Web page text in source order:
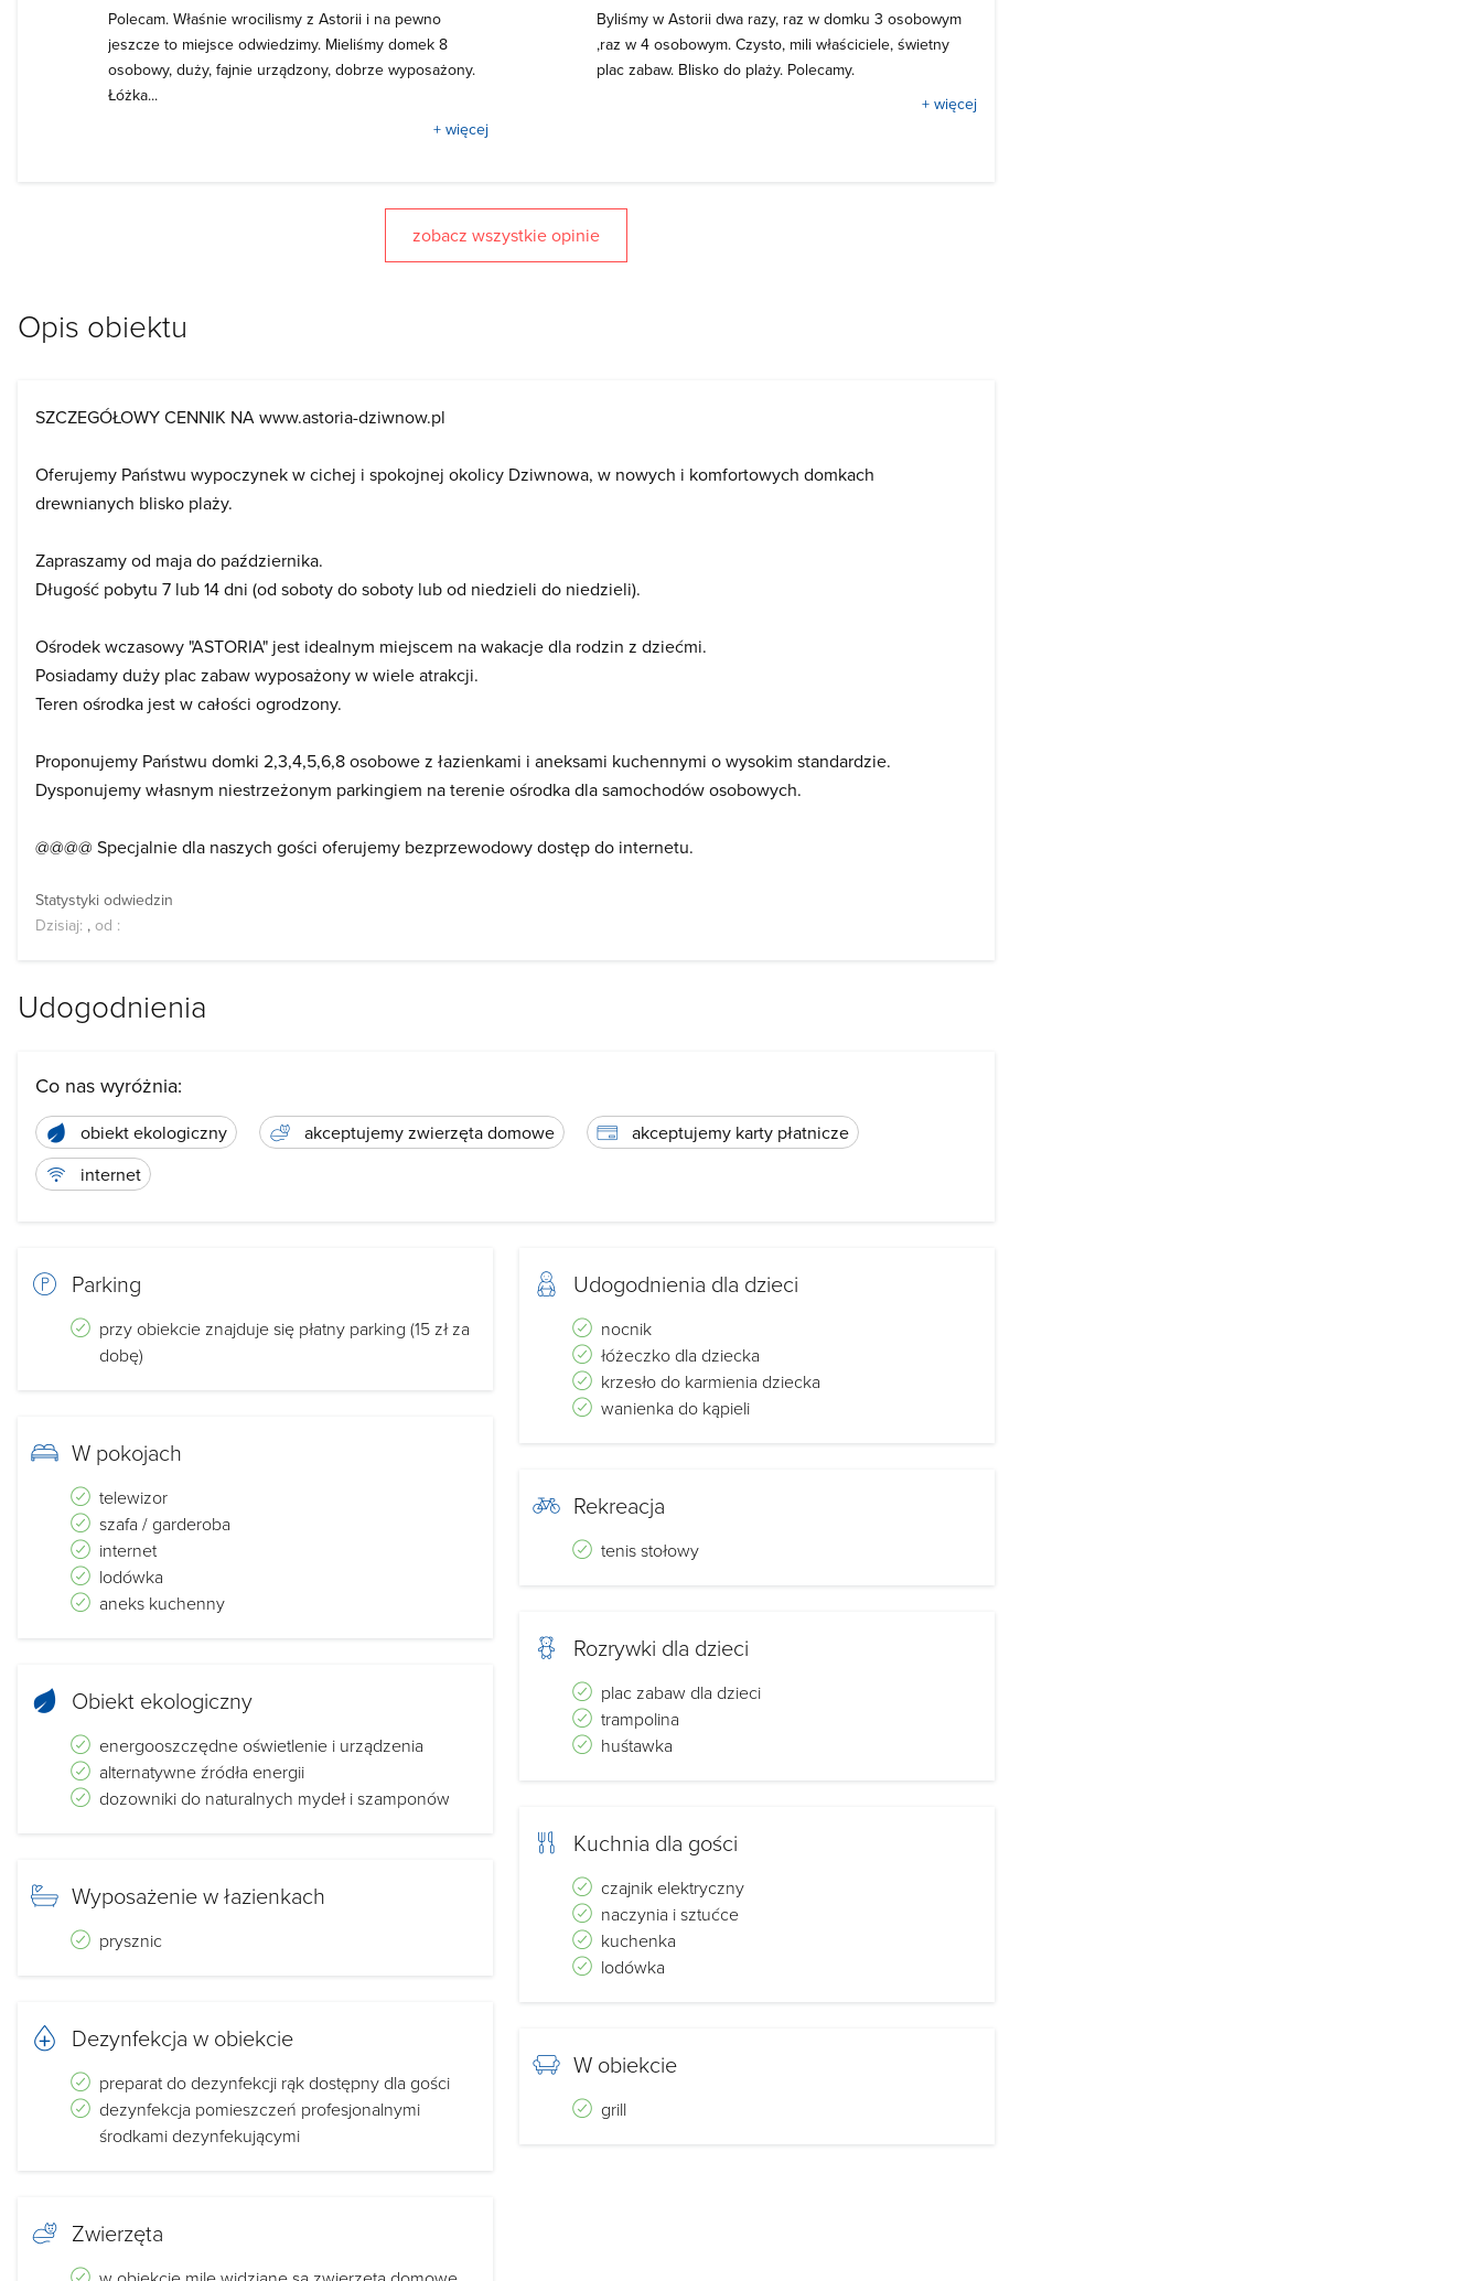
Polecam. Właśnie wrocilismy z Astorii i na pewno
jeszcze to miejsce odwiedzimy. Mieliśmy domek 8
osobowy, duży, fajnie urządzony, dobrze wyposażony.
Łóżka...
+ więcej
Byliśmy w Astorii dwa razy, raz w domku 3 osobowym
,raz w 4 osobowym. Czysto, mili właściciele, świetny
plac zabaw. Blisko do plaży. Polecamy.
+ więcej
zobacz wszystkie opinie
Opis obiektu
SZCZEGÓŁOWY CENNIK NA www.astoria-dziwnow.pl
Oferujemy Państwu wypoczynek w cichej i spokojnej okolicy Dziwnowa, w nowych i komfortowych domkach
drewnianych blisko plaży.
Zapraszamy od maja do października.
Długość pobytu 7 lub 14 dni (od soboty do soboty lub od niedzieli do niedzieli).
Ośrodek wczasowy "ASTORIA" jest idealnym miejscem na wakacje dla rodzin z dziećmi.
Posiadamy duży plac zabaw wyposażony w wiele atrakcji.
Teren ośrodka jest w całości ogrodzony.
Proponujemy Państwu domki 2,3,4,5,6,8 osobowe z łazienkami i aneksami kuchennymi o wysokim standardzie.
Dysponujemy własnym niestrzeżonym parkingiem na terenie ośrodka dla samochodów osobowych.
@@@@ Specjalnie dla naszych gości oferujemy bezprzewodowy dostęp do internetu.
Statystyki odwiedzin
Dzisiaj: , od :
Udogodnienia
Co nas wyróżnia:
obiekt ekologiczny akceptujemy zwierzęta domowe
akceptujemy karty płatnicze
internet
Parking
przy obiekcie znajduje się płatny parking (15 zł za
dobę)
W pokojach
telewizor
szafa / garderoba
internet
lodówka
aneks kuchenny
Obiekt ekologiczny
energooszczędne oświetlenie i urządzenia
alternatywne źródła energii
dozowniki do naturalnych mydeł i szamponów
Wyposażenie w łazienkach
prysznic
Dezynfekcja w obiekcie
preparat do dezynfekcji rąk dostępny dla gości
dezynfekcja pomieszczeń profesjonalnymi
środkami dezynfekującymi
Zwierzęta
Udogodnienia dla dzieci
nocnik
łóżeczko dla dziecka
krzesło do karmienia dziecka
wanienka do kąpieli
Rekreacja
tenis stołowy
Rozrywki dla dzieci
plac zabaw dla dzieci
trampolina
huśtawka
Kuchnia dla gości
czajnik elektryczny
naczynia i sztućce
kuchenka
lodówka
W obiekcie
grill